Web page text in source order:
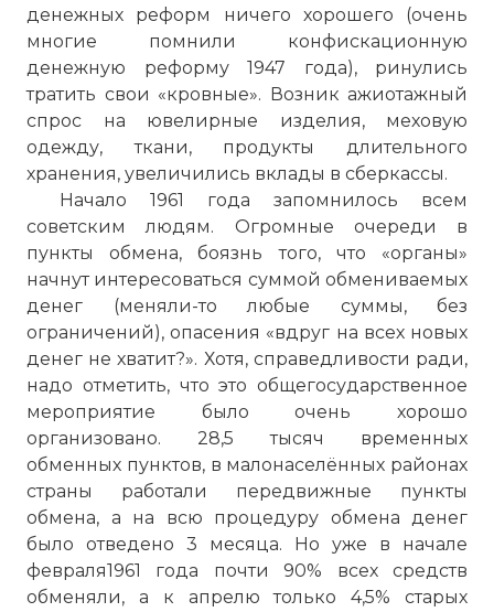
денежных реформ ничего хорошего (очень
многие помнили конфискационную
денежную реформу 1947 года), ринулись
тратить свои «кровные». Возник ажиотажный
спрос на ювелирные изделия, меховую
одежду, ткани, продукты длительного
хранения, увеличились вклады в сберкассы.
Начало 1961 года запомнилось всем
советским людям. Огромные очереди в
пункты обмена, боязнь того, что «органы»
начнут интересоваться суммой обмениваемых
денег (меняли-то любые суммы, без
ограничений), опасения «вдруг на всех новых
денег не хватит?». Хотя, справедливости ради,
надо отметить, что это общегосударственное
мероприятие было очень хорошо
организовано. 28,5 тысяч временных
обменных пунктов, в малонаселённых районах
страны работали передвижные пункты
обмена, а на всю процедуру обмена денег
было отведено 3 месяца. Но уже в начале
февраля1961 года почти 90% всех средств
обменяли, а к апрелю только 4,5% старых